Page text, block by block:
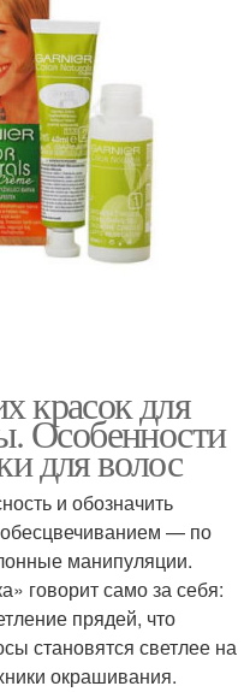
красок для
Особенности
для волос
и обозначить
— по
манипуляции.
говорит само за себя:
прядей, что
становятся светлее на
окрашивания.